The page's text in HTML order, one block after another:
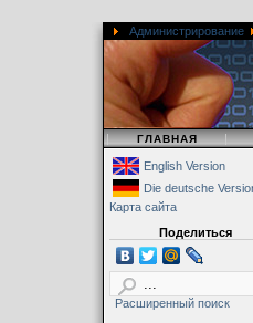
Администрирование
| ГЛАВНАЯ |
English Version
Die deutsche
Карта сайта
Поделиться
Расширенный поиск